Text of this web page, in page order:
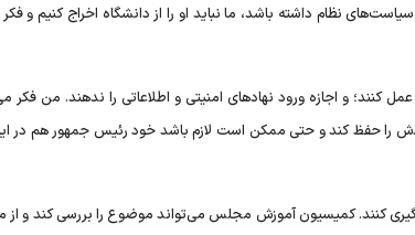
نظام داشته باشد، ما نباید او را از دانشگاه اخراج کنیم و فکر
کنند؛ و اجازه ورود نهادهای امنیتی و اطلاعاتی را ندهند. من فکر
را حفظ کند و حتی ممکن است لازم باشد خود رئیس جمهور هم در
کنند. کمیسیون آموزش مجلس می‌تواند موضوع را بررسی کند و از